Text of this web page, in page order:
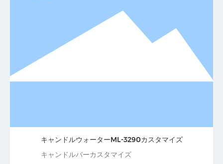
キャンドルウォーターML-3290カスタマイズ
キャンドルバーカスタマイズ